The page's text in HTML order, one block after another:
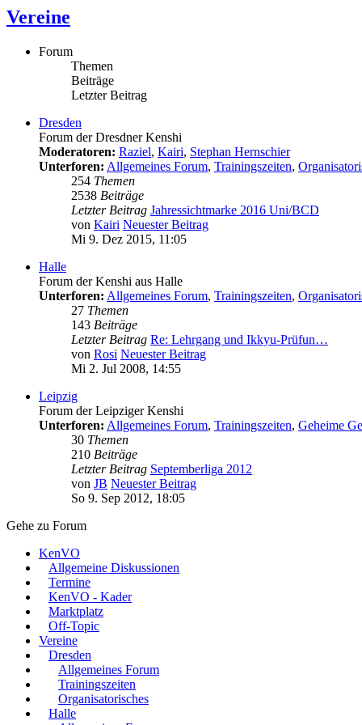
Vereine
Forum
Themen
Beiträge
Letzter Beitrag
Dresden
Forum der Dresdner Kenshi
Moderatoren: Raziel, Kairi, Stephan Hernschier
Unterforen: Allgemeines Forum, Trainingszeiten,
254 Themen
2538 Beiträge
Letzter Beitrag Jahressichtmarke 2016 Uni/BCD
von Kairi Neuester Beitrag
Mi 9. Dez 2015, 11:05
Halle
Forum der Kenshi aus Halle
Unterforen: Allgemeines Forum, Trainingszeiten,
27 Themen
143 Beiträge
Letzter Beitrag Re: Lehrgang und Ikkyu-Prüfun…
von Rosi Neuester Beitrag
Mi 2. Jul 2008, 14:55
Leipzig
Forum der Leipziger Kenshi
Unterforen: Allgemeines Forum, Trainingszeiten, Geheime
30 Themen
210 Beiträge
Letzter Beitrag Septemberliga 2012
von JB Neuester Beitrag
So 9. Sep 2012, 18:05
Gehe zu Forum
KenVO
Allgemeine Diskussionen
Termine
KenVO - Kader
Marktplatz
Off-Topic
Vereine
Dresden
Allgemeines Forum
Trainingszeiten
Organisatorisches
Halle